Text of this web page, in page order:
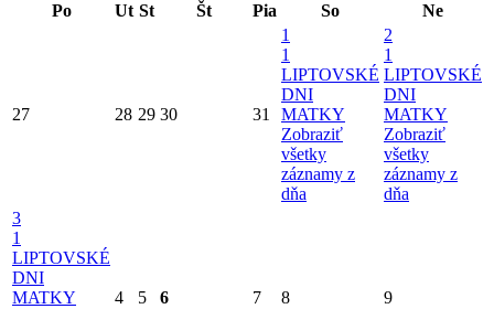
Po
Ut St Št Pia So Ne
27 28 29 30 31
1
1
LIPTOVSKÉ
DNI
MATKY
Zobraziť
všetky
záznamy z
dňa
2
1
LIPTOVSKÉ
DNI
MATKY
Zobraziť
všetky
záznamy z
dňa
3
1
LIPTOVSKÉ
DNI
MATKY
4 5 6 7 8 9